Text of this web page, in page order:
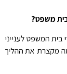
בית משפט?
בית המשפט לענייני
מקצרת את ההליך